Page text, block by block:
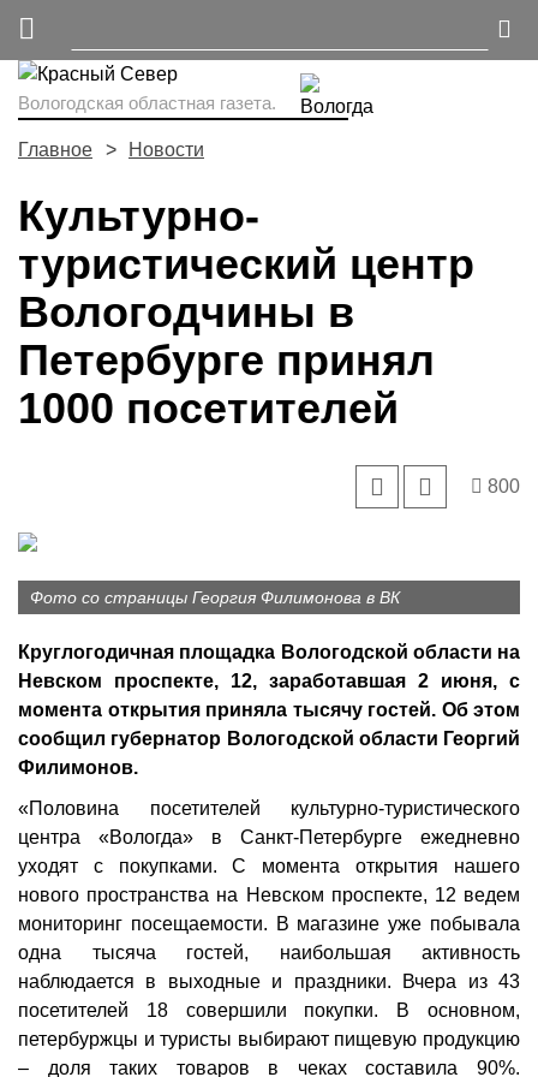
Вологодская областная газета.
Главное Новости
Культурно-
туристический центр
Вологодчины в
Петербурге принял
1000 посетителей
800
Фото со страницы Георгия Филимонова в ВК
Круглогодичная площадка Вологодской области на
Невском проспекте, 12, заработавшая 2 июня, с
момента открытия приняла тысячу гостей. Об этом
сообщил губернатор Вологодской области Георгий
Филимонов.
«Половина посетителей культурно-туристического
центра «Вологда» в Санкт-Петербурге ежедневно
уходят с покупками. С момента открытия нашего
нового пространства на Невском проспекте, 12 ведем
мониторинг посещаемости. В магазине уже побывала
одна тысяча гостей, наибольшая активность
наблюдается в выходные и праздники. Вчера из 43
посетителей 18 совершили покупки. В основном,
петербуржцы и туристы выбирают пищевую продукцию
– доля таких товаров в чеках составила 90%.